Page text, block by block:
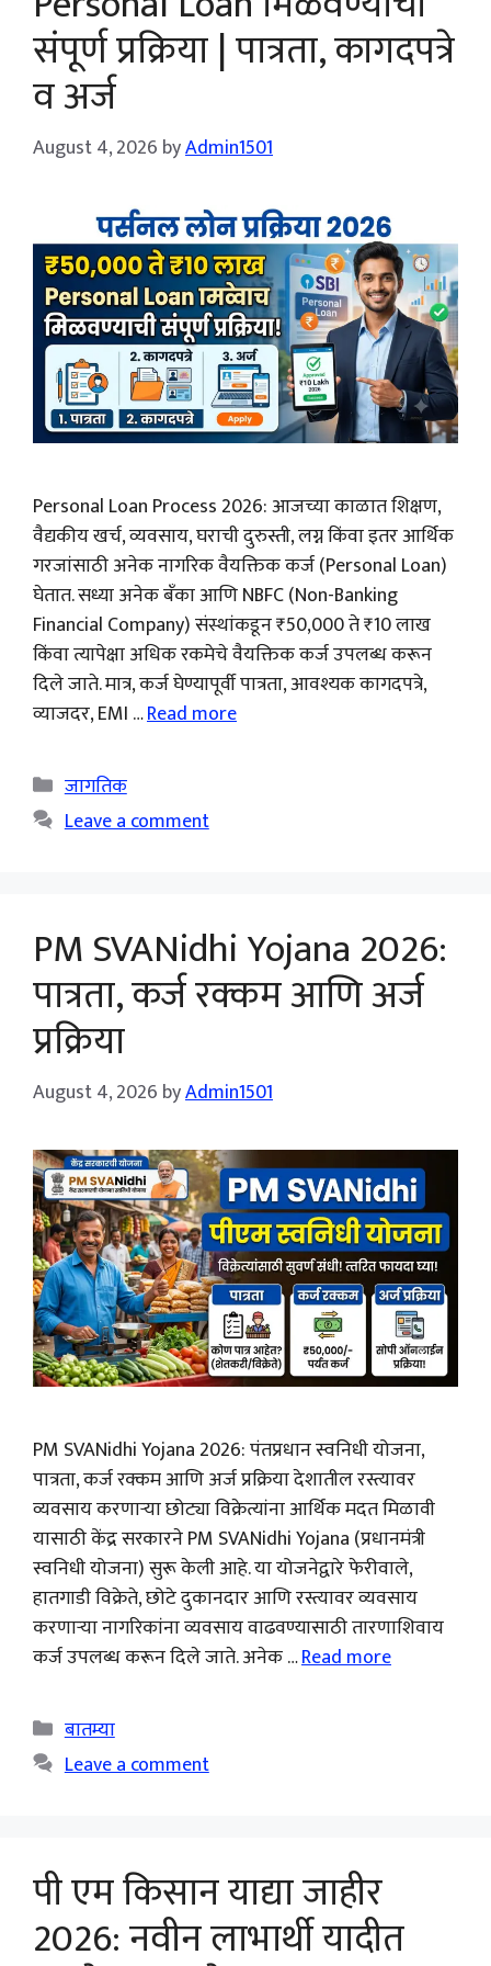
संपूर्ण प्रक्रिया | पात्रता, कागदपत्रे
व अर्ज
August 4, 2026 byAdmin1501
Personal Loan Process 2026: आजच्या काळात शिक्षण,
वैद्यकीय खर्च, व्यवसाय, घराची दुरुस्ती, लग्न किंवा इतर आर्थिक
गरजांसाठी अनेक नागरिक वैयक्तिक कर्ज (Personal Loan)
घेतात. सध्या अनेक बँका आणि NBFC (Non-Banking
Financial Company) संस्थांकडून ₹50,000 ते ₹10 लाख
किंवा त्यापेक्षा अधिक रकमेचे वैयक्तिक कर्ज उपलब्ध करून
दिले जाते. मात्र, कर्ज घेण्यापूर्वी पात्रता, आवश्यक कागदपत्रे,
व्याजदर, EMI …Read more
Categories
जागतिक
Leave a comment
PM SVANidhi Yojana 2026:
पात्रता, कर्ज रक्कम आणि अर्ज
प्रक्रिया
August 4, 2026 byAdmin1501
PM SVANidhi Yojana 2026: पंतप्रधान स्वनिधी योजना,
पात्रता, कर्ज रक्कम आणि अर्ज प्रक्रिया देशातील रस्त्यावर
व्यवसाय करणाऱ्या छोट्या विक्रेत्यांना आर्थिक मदत मिळावी
यासाठी केंद्र सरकारने PM SVANidhi Yojana (प्रधानमंत्री
स्वनिधी योजना) सुरू केली आहे. या योजनेद्वारे फेरीवाले,
हातगाडी विक्रेते, छोटे दुकानदार आणि रस्त्यावर व्यवसाय
करणाऱ्या नागरिकांना व्यवसाय वाढवण्यासाठी तारणाशिवाय
कर्ज उपलब्ध करून दिले जाते. अनेक …Read more
Categories
बातम्या
Leave a comment
पी एम किसान याद्या जाहीर
2026: नवीन लाभार्थी यादीत